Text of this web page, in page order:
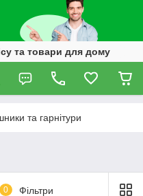
та товари для дому
та гарнітури
0 Фільтри